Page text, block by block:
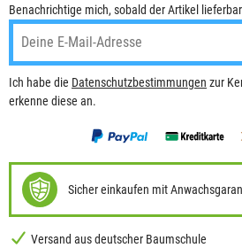
Benachrichtige mich, sobald der Artikel
Ich habe die Datenschutzbestimmungen zur
erkenne diese an.
Sicher einkaufen mit
Versand aus deutscher Baumschule